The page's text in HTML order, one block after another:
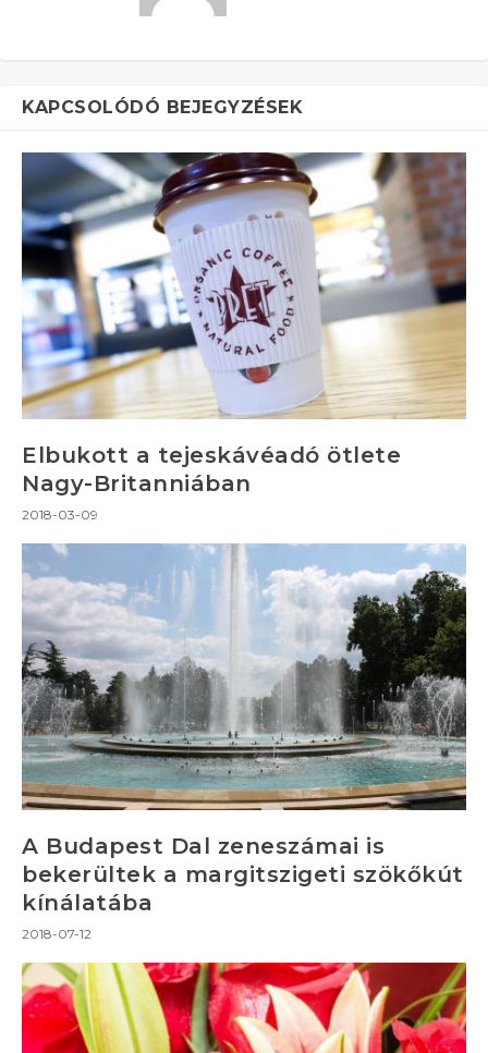
KAPCSOLÓDÓ BEJEGYZÉSEK
Elbukott a tejeskávéadó ötlete
Nagy-Britanniában
2018-03-09
A Budapest Dal zeneszámai is
bekerültek a margitszigeti szökőkút
kínálatába
2018-07-12